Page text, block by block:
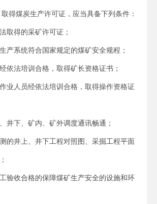
取得煤炭生产许可证，应当具备下列条件：
取得的采矿许可证；
产系统符合国家规定的煤矿安全规程；
依法培训合格，取得矿长资格证书；
作业人员经依法培训合格，取得操作资格证
井下、矿内、矿外调度通讯畅通；
测的井上、井下工程对照图、采掘工程平面
工验收合格的保障煤矿生产安全的设施和环